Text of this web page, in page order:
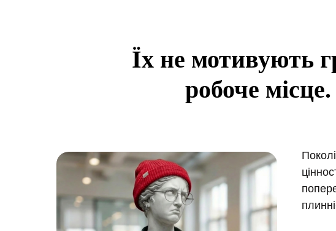
Їх не мотивують
робоче